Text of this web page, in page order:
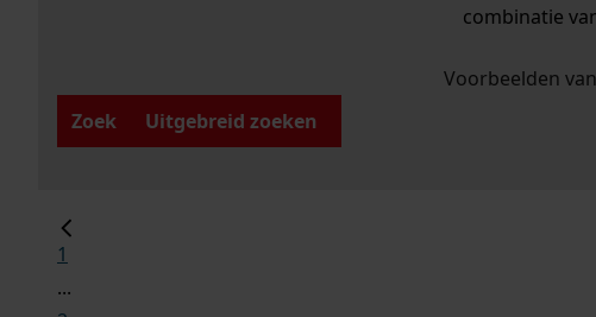
combinatie
Voorbeelden
Zoek
Uitgebreid zoeken
1
...